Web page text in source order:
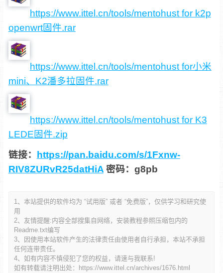
https://www.ittel.cn/tools/mentohust for k2p
openwrt固件.rar
https://www.ittel.cn/tools/mentohust for小米
mini、K2潘多拉固件.rar
https://www.ittel.cn/tools/mentohust for K3
LEDE固件.zip
链接：
https://pan.baidu.com/s/1Fxnw-
RIV8ZURvR25datHiA密码：g8pb
1、本站提供的软件均为 “试用版” 或者 “免费版”，仅供学习和研究使
用
2、友情提醒:内容全部搜集自网络，安装教程参照压缩包内的
Readme.txt编写
3、因使用本站软件产生的法律责任由使用者自行承担，本站不承担
任何连带责任。
4、如有内容不慎侵犯了您的权益，请速与我联系!
如有转载请注明出处：
https://www.ittel.cn/archives/1676.html